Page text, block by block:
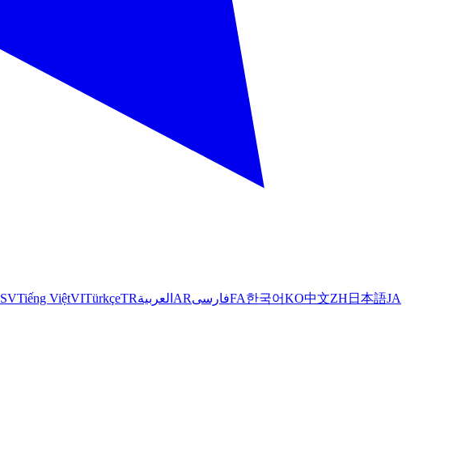
SVTiếng ViệtVITürkçeTRالعربية ARفارسیFA한국어KO中文ZH 日本語JA